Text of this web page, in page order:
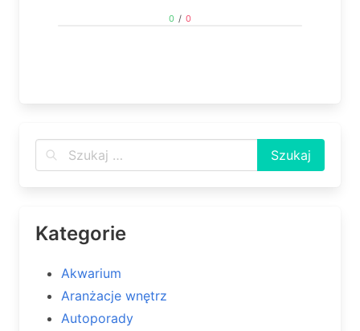
0 / 0
Kategorie
Akwarium
Aranżacje wnętrz
Autoporady